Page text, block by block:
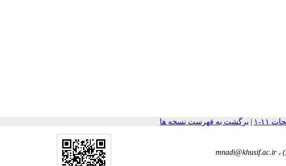
| برگشت به فهرست نسخه ها
mnadi@khusif.ac.ir